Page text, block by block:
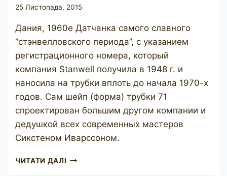
25 Листопада, 2015
Дания, 1960е Датчанка самого славного
“стэнвелловского периода”, с указанием
регистрационного номера, который
компания Stanwell получила в 1948 г. и
наносила на трубки вплоть до начала 1970-х
годов. Сам шейп (форма) трубки 71
спроектирован большим другом компании и
дедушкой всех современных мастеров
Сикстеном Иварссоном.
ЧИТАТИ ДАЛІ STANWELL